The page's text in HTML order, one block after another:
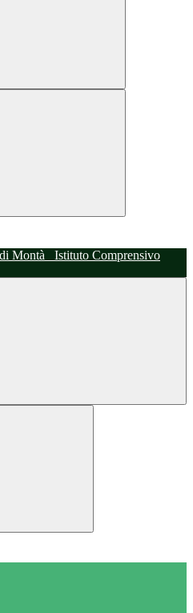
Istituto Comprensivo